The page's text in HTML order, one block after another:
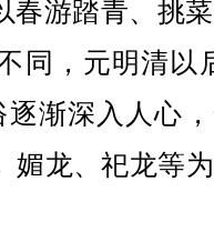
春游踏青、挑
同，元明清以
逐渐深入人心
媚龙、祀龙等